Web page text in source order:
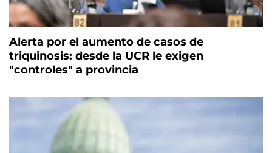
Alerta por el aumento de casos de
triquinosis: desde la UCR le exigen
"controles" a provincia